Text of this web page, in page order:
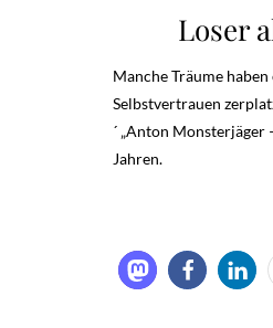
Loser
Manche Träume
Selbstvertrauen
´ „Anton
Jahren.